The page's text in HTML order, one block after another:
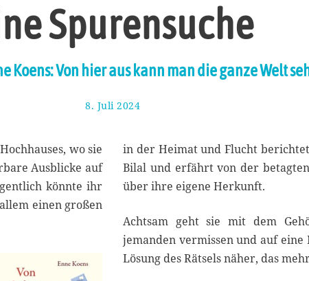
Spurensuche
Koens: Von hier aus kann man die ganze Welt
8. Juli 2024
J
u
l
i
0
2
4
wo sie
Ausblicke auf
könnte ihr
einen großen
in der Heimat und Flucht
Bilal und erfährt von der
über ihre eigene Herkunft.
Achtsam geht sie mit dem
jemanden vermissen und auf
Lösung des Rätsels näher, das